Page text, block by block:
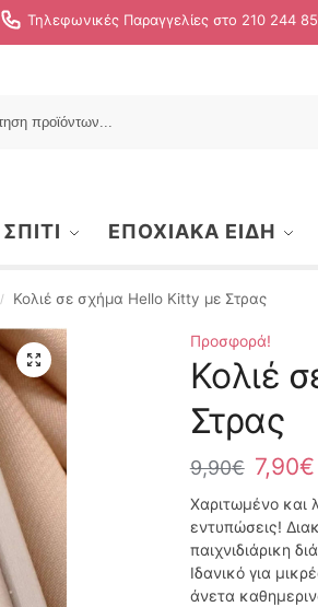
Τηλεφωνικές Παραγγελίες στο 210 244
ΣΠΙΤΙ ΕΠΟΧΙΑΚΑ ΕΙΔΗ
/ Κολιέ σε σχήμα Hello Kitty με Στρας
Προσφορά!
Κολιέ
Στρας
9,90€ 7,90€
Χαριτωμένο και
εντυπώσεις!
παιχνιδιάρικη
Ιδανικό για
άνετα